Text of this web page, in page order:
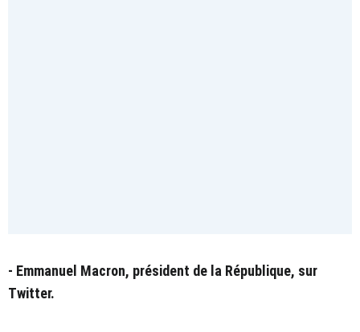
- Emmanuel Macron, président de la République, sur
Twitter.